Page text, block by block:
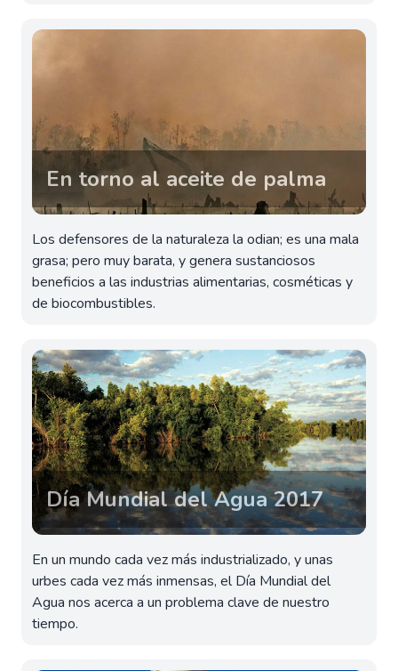
En torno al aceite de palma
Los defensores de la naturaleza la odian; es una mala
grasa; pero muy barata, y genera sustanciosos
beneficios a las industrias alimentarias, cosméticas y
de biocombustibles.
Día Mundial del Agua 2017
En un mundo cada vez más industrializado, y unas
urbes cada vez más inmensas, el Día Mundial del
Agua nos acerca a un problema clave de nuestro
tiempo.